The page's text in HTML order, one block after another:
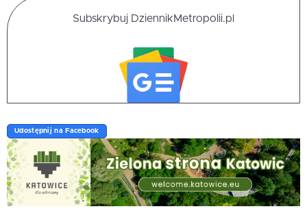
Subskrybuj DziennikMetropolii.pl
Udostępnij na Facebook